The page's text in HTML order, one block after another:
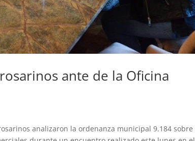
ante de la Oficina
analizaron la ordenanza municipal 9.184 sobre